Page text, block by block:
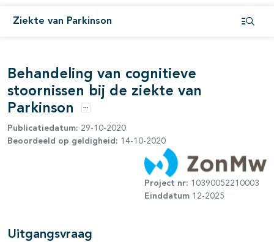
Ziekte van Parkinson
open- en dichtklappen
Behandeling van cognitieve
stoornissen bij de ziekte van
Parkinson
Opties
Publicatiedatum: 29-10-2020
Beoordeeld op geldigheid: 14-10-2020
Project nr: 10390052210003
Einddatum 12-2025
Uitgangsvraag